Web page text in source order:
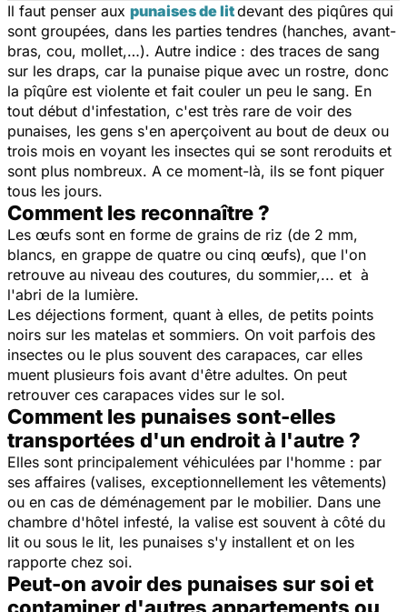
Il faut penser aux punaises de litdevant des piqûres qui
sont groupées, dans les parties tendres (hanches, avant-
bras, cou, mollet,…). Autre indice : des traces de sang
sur les draps, car la punaise pique avec un rostre, donc
la pîqûre est violente et fait couler un peu le sang. En
tout début d'infestation, c'est très rare de voir des
punaises, les gens s'en aperçoivent au bout de deux ou
trois mois en voyant les insectes qui se sont reroduits et
sont plus nombreux. A ce moment-là, ils se font piquer
tous les jours.
Comment les reconnaître ?
Les œufs sont en forme de grains de riz (de 2 mm,
blancs, en grappe de quatre ou cinq œufs), que l'on
retrouve au niveau des coutures, du sommier,... et à
l'abri de la lumière.
Les déjections forment, quant à elles, de petits points
noirs sur les matelas et sommiers. On voit parfois des
insectes ou le plus souvent des carapaces, car elles
muent plusieurs fois avant d'être adultes. On peut
retrouver ces carapaces vides sur le sol.
Comment les punaises sont-elles
transportées d'un endroit à l'autre ?
Elles sont principalement véhiculées par l'homme : par
ses affaires (valises, exceptionnellement les vêtements)
ou en cas de déménagement par le mobilier. Dans une
chambre d'hôtel infesté, la valise est souvent à côté du
lit ou sous le lit, les punaises s'y installent et on les
rapporte chez soi.
Peut-on avoir des punaises sur soi et